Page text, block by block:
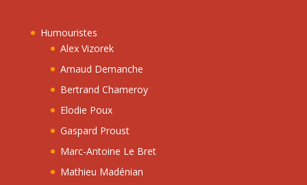
Humouristes
Alex Vizorek
Arnaud Demanche
Bertrand Chameroy
Elodie Poux
Gaspard Proust
Marc-Antoine Le Bret
Mathieu Madénian